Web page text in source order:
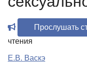
Прослушать
чтения
Е.В. Васкэ